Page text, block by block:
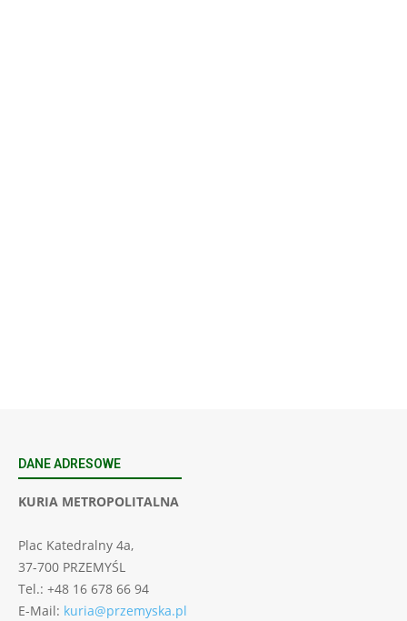
DANE ADRESOWE
KURIA METROPOLITALNA
Plac Katedralny 4a,
37-700 PRZEMYŚL
Tel.: +48 16 678 66 94
E-Mail: kuria@przemyska.pl